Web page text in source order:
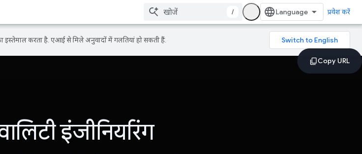
/ प्रवेश करें
करता है. एआई से मिले अनुवादों में गलतियां हो सकती हैं.
इंजीनियरिंग